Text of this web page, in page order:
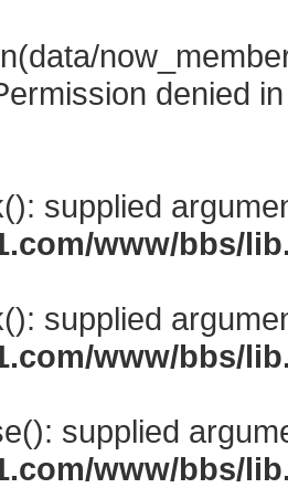
denied
supplied
www/bbs/
supplied
www/bbs/
supplied
www/bbs/